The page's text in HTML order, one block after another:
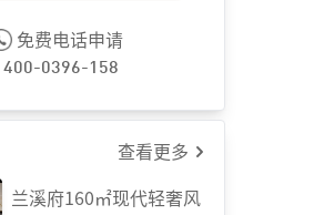
免费电话申请
400-0396-158
查看更多
兰溪府160㎡现代轻奢风